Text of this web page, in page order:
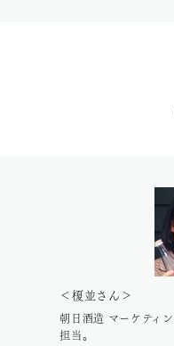
＜榎並さん＞
朝日酒造 マーケティ
担当。